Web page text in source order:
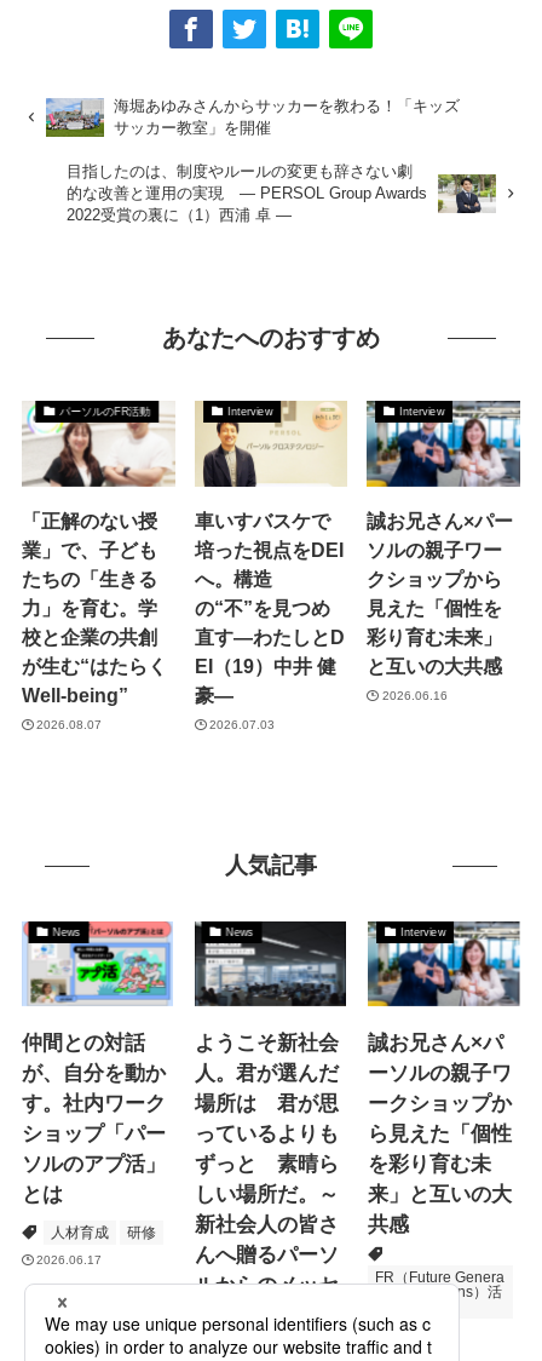
海堀あゆみさんからサッカーを教わる！「キッズ
サッカー教室」を開催
目指したのは、制度やルールの変更も辞さない劇
的な改善と運用の実現 ― PERSOL Group Awards
2022受賞の裏に（1）西浦 卓 ―
あなたへのおすすめ
パーソルのFR活動
「正解のない授
業」で、子ども
たちの「生きる
力」を育む。学
校と企業の共創
が生む“はたらく
Well-being”
2026.08.07
Interview
車いすバスケで
培った視点をDEI
へ。構造
の“不”を見つめ
直す―わたしとD
EI（19）中井 健
豪―
2026.07.03
Interview
誠お兄さん×パー
ソルの親子ワー
クショップから
見えた「個性を
彩り育む未来」
と互いの大共感
2026.06.16
人気記事
News
仲間との対話
が、自分を動か
す。社内ワーク
ショップ「パー
ソルのアプ活」
とは
人材育成 研修
2026.06.17
News
ようこそ新社会
人。君が選んだ
場所は 君が思
っているよりも
ずっと 素晴ら
しい場所だ。～
新社会人の皆さ
んへ贈るパーソ
ルからのメッセ
ージ
プロモーション
Interview
誠お兄さん×パ
ーソルの親子ワ
ークショップか
ら見えた「個性
を彩り育む未
来」と互いの大
共感
FR（Future Genera
tions Relations）活
次世代育成